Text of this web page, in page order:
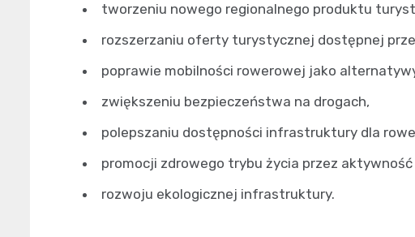
tworzeniu nowego regionalnego produktu
rozszerzaniu oferty turystycznej dostępnej
poprawie mobilności rowerowej jako
zwiększeniu bezpieczeństwa na drogach,
polepszaniu dostępności infrastruktury dla
promocji zdrowego trybu życia przez aktywność
rozwoju ekologicznej infrastruktury.